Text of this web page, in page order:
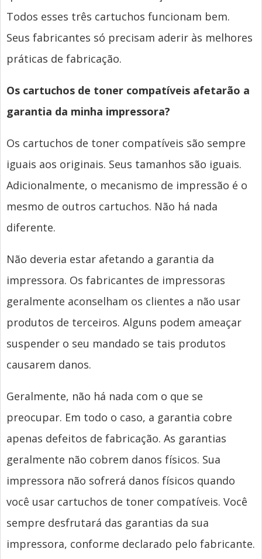
Todos esses três cartuchos funcionam bem.
Seus fabricantes só precisam aderir às melhores
práticas de fabricação.
Os cartuchos de toner compatíveis afetarão a
garantia da minha impressora?
Os cartuchos de toner compatíveis são sempre
iguais aos originais. Seus tamanhos são iguais.
Adicionalmente, o mecanismo de impressão é o
mesmo de outros cartuchos. Não há nada
diferente.
Não deveria estar afetando a garantia da
impressora. Os fabricantes de impressoras
geralmente aconselham os clientes a não usar
produtos de terceiros. Alguns podem ameaçar
suspender o seu mandado se tais produtos
causarem danos.
Geralmente, não há nada com o que se
preocupar. Em todo o caso, a garantia cobre
apenas defeitos de fabricação. As garantias
geralmente não cobrem danos físicos. Sua
impressora não sofrerá danos físicos quando
você usar cartuchos de toner compatíveis. Você
sempre desfrutará das garantias da sua
impressora, conforme declarado pelo fabricante.